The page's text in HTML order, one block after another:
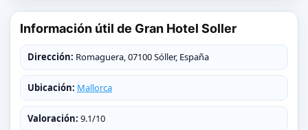
Información útil de Gran Hotel Soller
Dirección: Romaguera, 07100 Sóller, España
Ubicación: Mallorca
Valoración: 9.1/10